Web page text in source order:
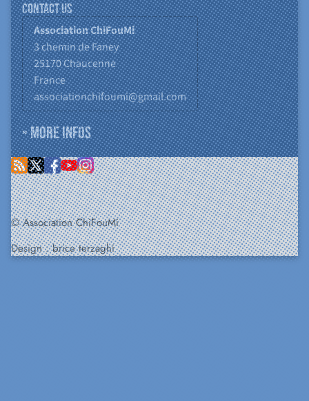
Contact us
Association ChiFouMi
3 chemin de Faney
25170Chaucenne
France
associationchifoumi@gmail.com
» More infos
© Association ChiFouMi
Design :brice terzaghi